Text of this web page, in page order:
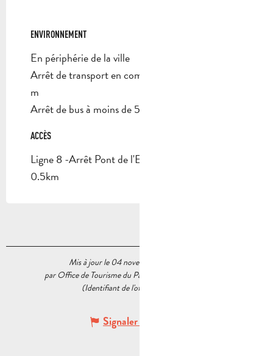
ENVIRONNEMENT
ENVIRONNEMENT
En périphérie de la ville
Arrêt de transport en commun à moins de 500
m
Arrêt de bus à moins de 500 m
ACCÈS
ACCÈS
Ligne 8 -Arrêt Pont de l'Etoile : Arrêt de bus à
0.5km
Mis à jour le 04 novembre 2024 à 10:22
par Office de Tourisme du Pays d’Aubagne et de l’Étoile
(Identifiant de l'offre :
Signaler une erreur